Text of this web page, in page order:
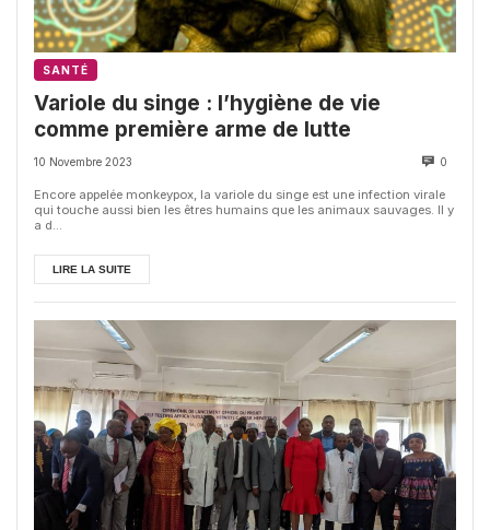
SANTÉ
Variole du singe : l’hygiène de vie
comme première arme de lutte
10 Novembre 2023 0
Encore appelée monkeypox, la variole du singe est une infection virale
qui touche aussi bien les êtres humains que les animaux sauvages. Il y
a d...
LIRE LA SUITE